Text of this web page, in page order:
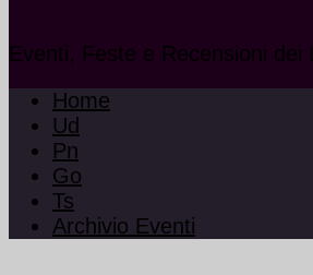
Eventi, Feste e Recensioni dei
Home
Ud
Pn
Go
Ts
Archivio Eventi